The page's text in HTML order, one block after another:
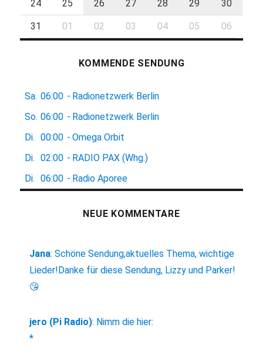
24 25 26 27 28 29 30
31 01 02 03 04 05 06
KOMMENDE SENDUNG
Sa. 06:00 - Radionetzwerk Berlin
So. 06:00 - Radionetzwerk Berlin
Di.
00:00 - Omega Orbit
Di.
02:00 - RADIO PAX (Whg.)
Di.
06:00 - Radio Aporee
NEUE KOMMENTARE
Jana:Schöne Sendung,aktuelles Thema, wichtige
Lieder!Danke für diese Sendung, Lizzy und Parker!
😘
jero (Pi Radio): Nimm die hier:
*